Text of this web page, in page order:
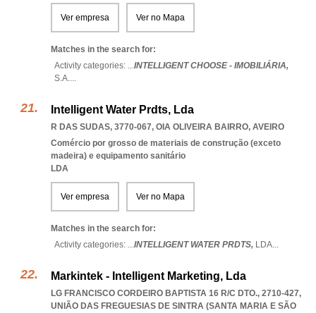
Ver empresa Ver no Mapa
Matches in the search for:
Activity categories: ...INTELLIGENT CHOOSE - IMOBILIÁRIA,
S.A....
Intelligent Water Prdts, Lda
R DAS SUDAS, 3770-067, OIA OLIVEIRA BAIRRO, AVEIRO
Comércio por grosso de materiais de construção (exceto
madeira) e equipamento sanitário
LDA
Ver empresa Ver no Mapa
Matches in the search for:
Activity categories: ...INTELLIGENT WATER PRDTS, LDA...
Markintek - Intelligent Marketing, Lda
LG FRANCISCO CORDEIRO BAPTISTA 16 R/C DTO., 2710-427,
UNIÃO DAS FREGUESIAS DE SINTRA (SANTA MARIA E SÃO